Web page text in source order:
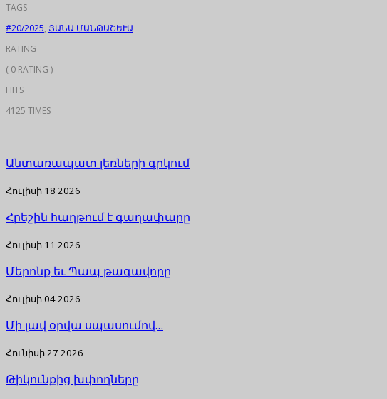
TAGS
#20/2025, ՅԱՆԱ ՄԱՆԹԱՇԵՒԱ
RATING
( 0 RATING )
HITS
4125 TIMES
Անտառապատ լեռների գրկում
Հուլիսի 18 2026
Հրեշին հաղթում է գաղափարը
Հուլիսի 11 2026
Մերոնք եւ Պապ թագավորը
Հուլիսի 04 2026
Մի լավ օրվա սպասումով…
Հունիսի 27 2026
Թիկունքից խփողները